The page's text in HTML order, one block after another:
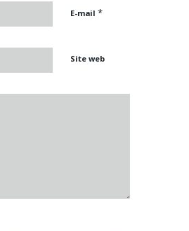
E-mail *
Site web